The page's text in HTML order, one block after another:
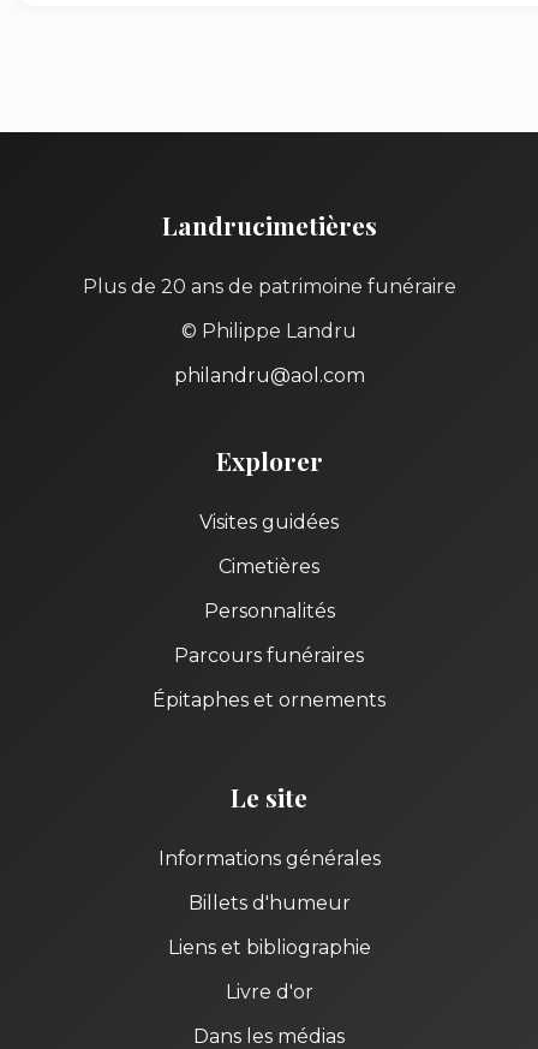
Landrucimetières
Plus de 20 ans de patrimoine funéraire
© Philippe Landru
philandru@aol.com
Explorer
Visites guidées
Cimetières
Personnalités
Parcours funéraires
Épitaphes et ornements
Le site
Informations générales
Billets d'humeur
Liens et bibliographie
Livre d'or
Dans les médias